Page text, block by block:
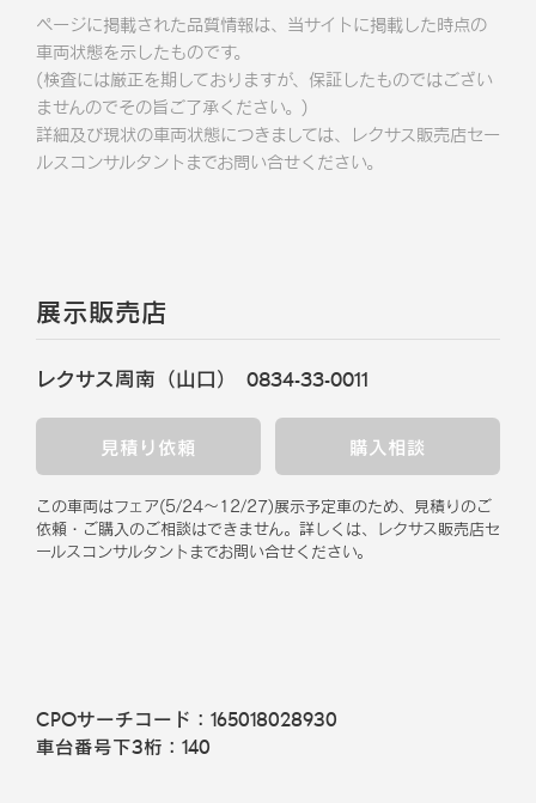
ページに掲載された品質情報は、当サイトに掲載した時点の
車両状態を示したものです。
(検査には厳正を期しておりますが、保証したものではござい
ませんのでその旨ご了承ください。)
詳細及び現状の車両状態につきましては、レクサス販売店セー
ルスコンサルタントまでお問い合せください。
展示販売店
レクサス周南（山口） 0834-33-0011
見積り依頼 購入相談
この車両はフェア(5/24～12/27)展示予定車のため、見積りのご
依頼・ご購入のご相談はできません。 詳しくは、レクサス販売店セ
ールスコンサルタントまでお問い合せください。
CPOサーチコード： 165018028930
車台番号下3桁： 140